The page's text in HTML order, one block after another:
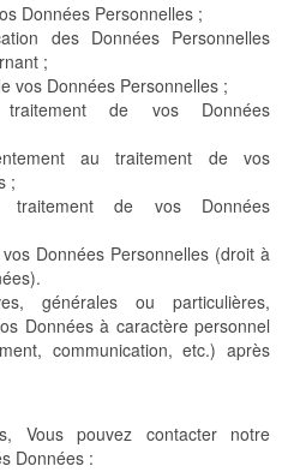
Données Personnelles ;
des Données Personnelles
;
vos Données Personnelles ;
traitement de vos Données
au traitement de vos
;
de vos Données
Données Personnelles (droit à
générales ou particulières,
Données à caractère personnel
communication, etc.) après
Vous pouvez contacter notre
Données :